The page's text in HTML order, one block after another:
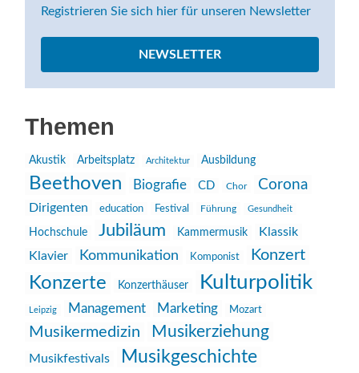
Registrieren Sie sich hier für unseren Newsletter
NEWSLETTER
Themen
Akustik Arbeitsplatz Architektur Ausbildung
Beethoven Biografie CD Chor Corona
Dirigenten education Festival Führung Gesundheit
Hochschule Jubiläum Kammermusik
Klassik
Klavier
Kommunikation Komponist Konzert
Konzerte Konzerthäuser Kulturpolitik
Leipzig Management Marketing Mozart
Musikermedizin Musikerziehung
Musikfestivals Musikgeschichte